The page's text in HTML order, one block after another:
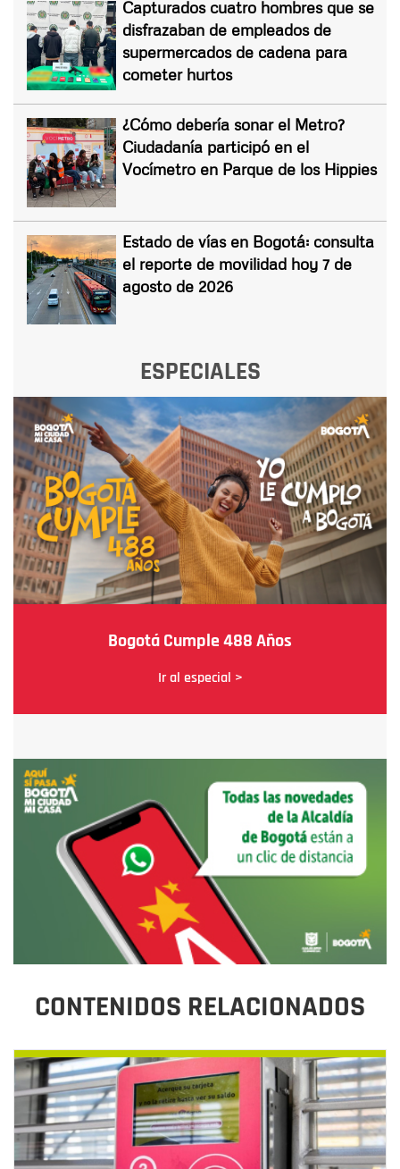
Capturados cuatro hombres que se
disfrazaban de empleados de
supermercados de cadena para
cometer hurtos
¿Cómo debería sonar el Metro?
Ciudadanía participó en el
Vocímetro en Parque de los Hippies
Estado de vías en Bogotá: consulta
el reporte de movilidad hoy 7 de
agosto de 2026
ESPECIALES
Bogotá Cumple 488 Años
Ir al especial >
CONTENIDOS RELACIONADOS